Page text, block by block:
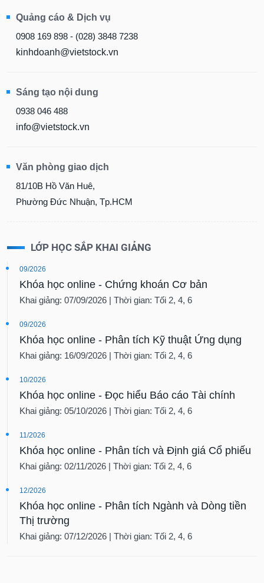
Quảng cáo & Dịch vụ
0908 169 898 - (028) 3848 7238
kinhdoanh@vietstock.vn
Sáng tạo nội dung
0938 046 488
info@vietstock.vn
Văn phòng giao dịch
81/10B Hồ Văn Huê,
Phường Đức Nhuận, Tp.HCM
LỚP HỌC SẮP KHAI GIẢNG
09/2026
Khóa học online - Chứng khoán Cơ bản
Khai giảng: 07/09/2026 | Thời gian: Tối 2, 4, 6
09/2026
Khóa học online - Phân tích Kỹ thuật Ứng dụng
Khai giảng: 16/09/2026 | Thời gian: Tối 2, 4, 6
10/2026
Khóa học online - Đọc hiểu Báo cáo Tài chính
Khai giảng: 05/10/2026 | Thời gian: Tối 2, 4, 6
11/2026
Khóa học online - Phân tích và Định giá Cổ phiếu
Khai giảng: 02/11/2026 | Thời gian: Tối 2, 4, 6
12/2026
Khóa học online - Phân tích Ngành và Dòng tiền
Thị trường
Khai giảng: 07/12/2026 | Thời gian: Tối 2, 4, 6